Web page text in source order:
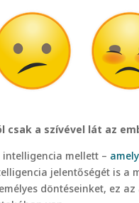
csak a szívével lát az
intelligencia mellett –
jelentőségét is a
döntéseinket, ez